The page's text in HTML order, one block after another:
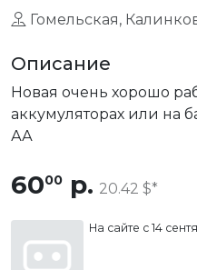
Гомельская,
Описание
Новая очень хорошо
аккумуляторах или на
АА
6000 р. 20.42 $
На сайте с 14